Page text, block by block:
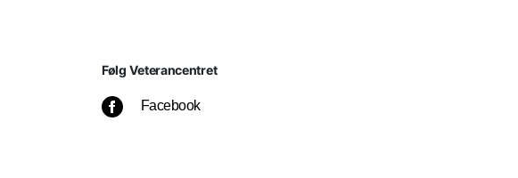
Følg Veterancentret
Facebook